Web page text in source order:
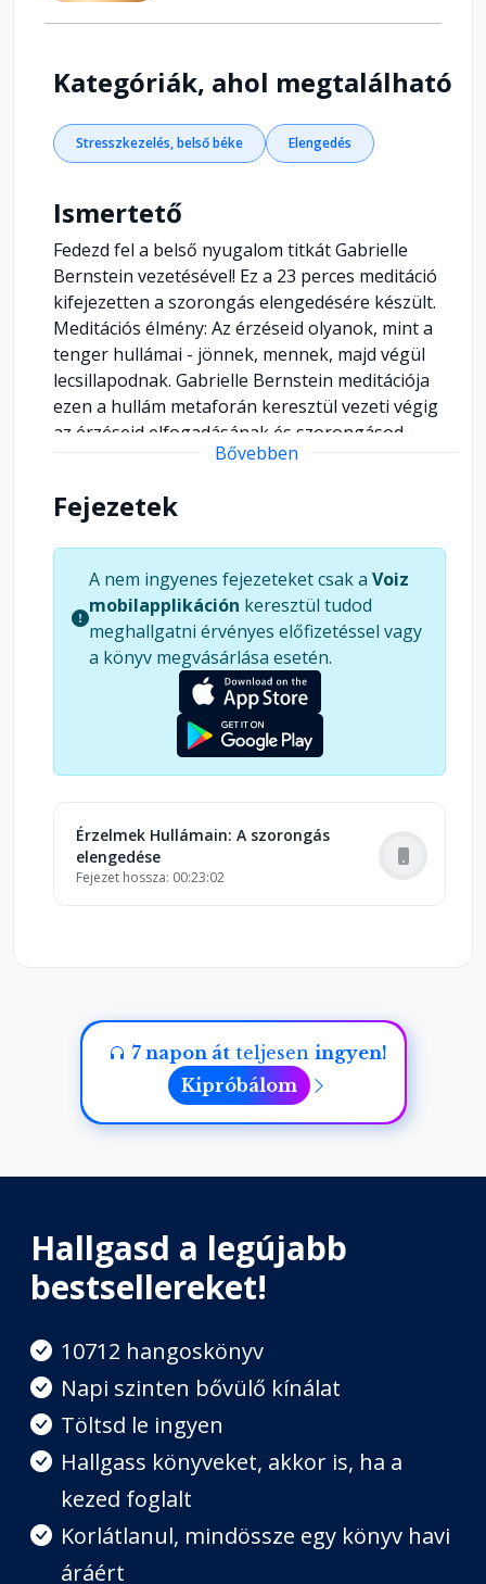
Kategóriák, ahol megtalálható
Stresszkezelés, belső béke Elengedés
Ismertető
Fedezd fel a belső nyugalom titkát Gabrielle
Bernstein vezetésével! Ez a 23 perces meditáció
kifejezetten a szorongás elengedésére készült.
Meditációs élmény: Az érzéseid olyanok, mint a
tenger hullámai - jönnek, mennek, majd végül
lecsillapodnak. Gabrielle Bernstein meditációja
ezen a hullám metaforán keresztül vezeti végig
az érzéseid elfogadásának és szorongásod
elengedésének folyamatán. Mit nyújt ez a
nyugalom, amely segít lecsendesíteni az elmédet.
tapasztald meg. ------------------------------------------
-------- Miért válaszd ezt a meditációt? *Egyszerű
és hatékony: Ideális azok számára, akik gyors és
hatékony módot keresnek a szorongás
kezelésére. *Mélyreható nyugalom: Az elméd
fokozatosan megnyugszik, és a meditáció végére
teljesen ellazult és békés állapotban leszel.
*Könnyen követhető: Nincs szükség előzetes
lépésnél ott lesz, hogy vezessen.
Bővebben
Fejezetek
A nem ingyenes fejezeteket csak a Voiz
mobilapplikáción keresztül tudod
meghallgatni érvényes előfizetéssel vagy
a könyv megvásárlása esetén.
Érzelmek Hullámain: A szorongás
elengedése
Fejezet hossza: 00:23:02
7 napon átteljesen ingyen!
Kipróbálom
Hallgasd a legújabb
bestsellereket!
10712 hangoskönyv
Napi szinten bővülő kínálat
Töltsd le ingyen
Hallgass könyveket, akkor is, ha a
kezed foglalt
Korlátlanul, mindössze egy könyv havi
áráért